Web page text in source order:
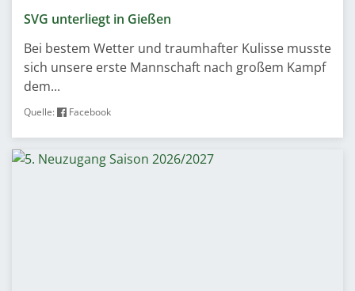
SVG unterliegt in Gießen
Bei bestem Wetter und traumhafter Kulisse musste
sich unsere erste Mannschaft nach großem Kampf
dem...
Quelle: Facebook